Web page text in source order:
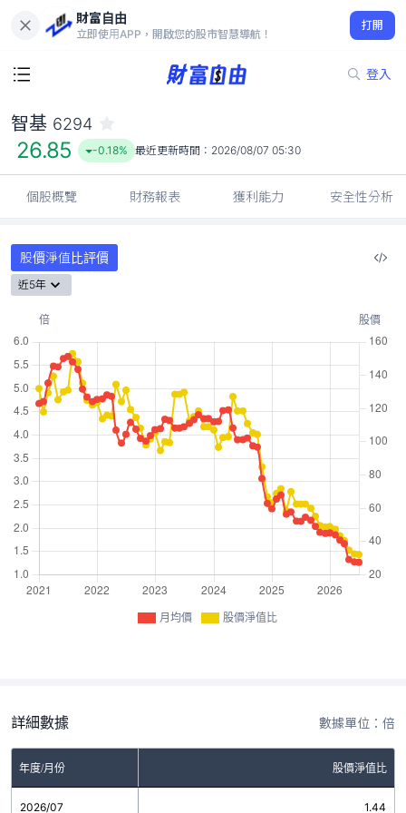
財富自由
立即使用APP，開啟您的股市智慧導航！
打開
登入
26.85
-0.18%
智基 6294
26.85 -0.18% 最近更新時間： 2026/08/07 05:30
個股概覽 財務報表 獲利能力 安全性分析
股價淨值比評價
近5年
月均價 股價淨值比
詳細數據 數據單位：倍
年度/月份 股價淨值比
2026/07 1.44